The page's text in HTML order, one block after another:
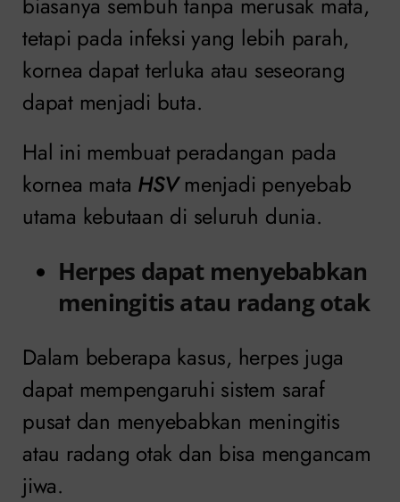
tetapi pada infeksi yang lebih parah,
kornea dapat terluka atau seseorang
dapat menjadi buta.
Hal ini membuat peradangan pada
kornea mata HSVmenjadi penyebab
utama kebutaan di seluruh dunia.
Herpes dapat menyebabkan
meningitis atau radang otak
Dalam beberapa kasus, herpes juga
dapat mempengaruhi sistem saraf
pusat dan menyebabkan meningitis
atau radang otak dan bisa mengancam
jiwa.